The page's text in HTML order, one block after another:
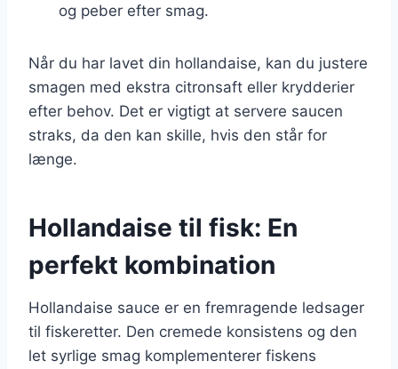
og peber efter smag.
Når du har lavet din hollandaise, kan du justere
smagen med ekstra citronsaft eller krydderier
efter behov. Det er vigtigt at servere saucen
straks, da den kan skille, hvis den står for
længe.
Hollandaise til fisk: En
perfekt kombination
Hollandaise sauce er en fremragende ledsager
til fiskeretter. Den cremede konsistens og den
let syrlige smag komplementerer fiskens